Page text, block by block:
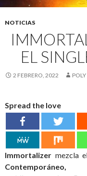
NOTICIAS
EL
2 FEBRERO, 2022 POLY
Spread the love
Immortalizer mezcla
Contemporáneo,